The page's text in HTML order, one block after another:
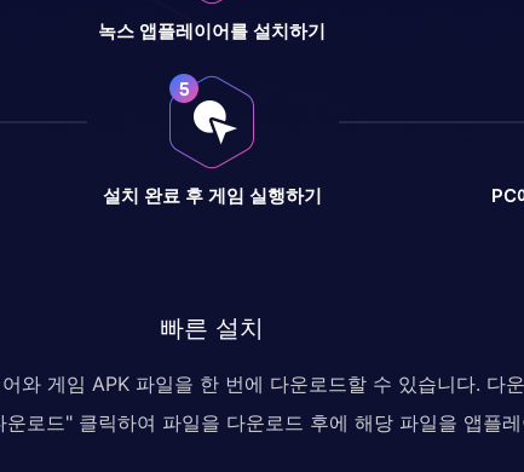
녹스 앱플레이어를 설치하기
설치 완료 후 게임 실행하기
PC
빠른 설치
와 게임 APK 파일을 한 번에 다운로드할 수 있습니다. 다
로드" 클릭하여 파일을 다운로드 후에 해당 파일을 앱플